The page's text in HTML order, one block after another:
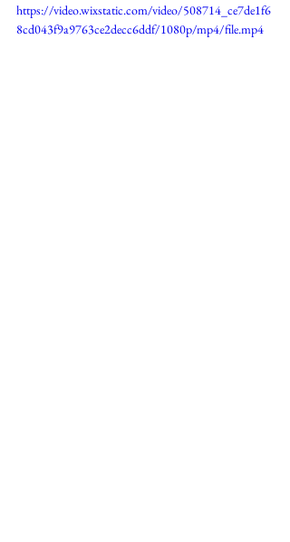
https://video.wixstatic.com/video/508714_ce7de1f6
8cd043f9a9763ce2decc6ddf/1080p/mp4/file.mp4